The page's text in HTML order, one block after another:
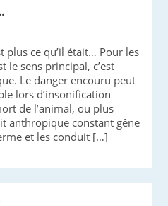
plus ce qu’il était… Pour les
le sens principal, c’est
Le danger encouru peut
lors d’insonification
de l’animal, ou plus
anthropique constant gêne
et les conduit […]